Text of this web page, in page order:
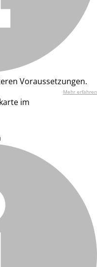
Voraussetzungen.
Mehr erfahren
im